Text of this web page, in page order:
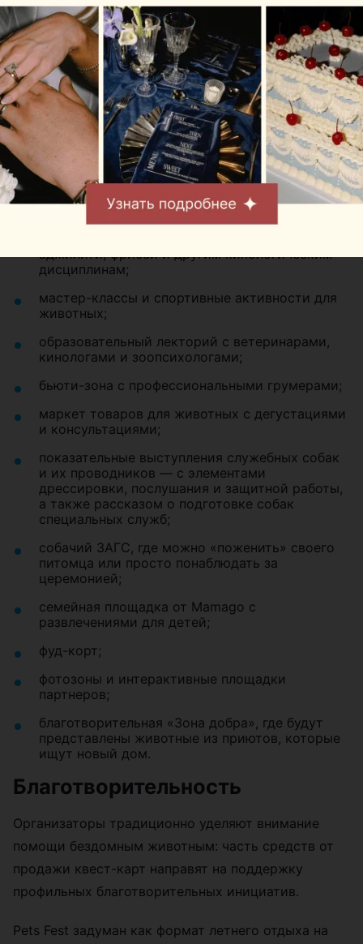
Что будет в программе?
За два дня гостей ждет насыщенная программа:
шоу-конкурсы на самый оригинальный костюм
питомца и самое запоминающееся
выступление четвероногих участников;
аджилити, фрисби и другим кинологическим
дисциплинам;
мастер-классы и спортивные активности для
животных;
образовательный лекторий с ветеринарами,
кинологами и зоопсихологами;
бьюти-зона с профессиональными грумерами;
маркет товаров для животных с дегустациями
и консультациями;
показательные выступления служебных собак
и их проводников — с элементами
дрессировки, послушания и защитной работы,
а также рассказом о подготовке собак
специальных служб;
собачий ЗАГС, где можно «поженить» своего
питомца или просто понаблюдать за
церемонией;
семейная площадка от Mamago с
развлечениями для детей;
фуд-корт;
фотозоны и интерактивные площадки
партнеров;
благотворительная «Зона добра», где будут
представлены животные из приютов, которые
ищут новый дом.
Благотворительность
Организаторы традиционно уделяют внимание
помощи бездомным животным: часть средств от
продажи квест-карт направят на поддержку
профильных благотворительных инициатив.
Pets Fest задуман как формат летнего отдыха на